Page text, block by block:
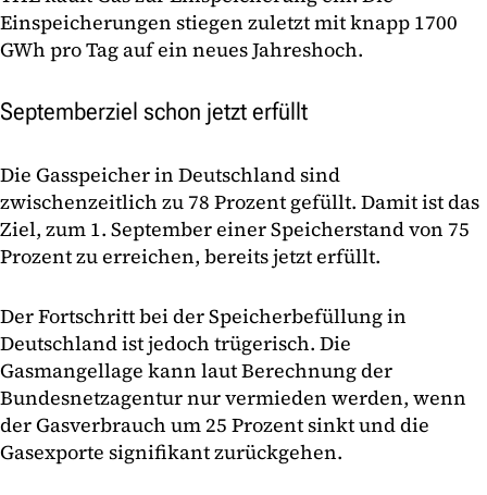
Einspeicherungen stiegen zuletzt mit knapp 1700
GWh pro Tag auf ein neues Jahreshoch.
Septemberziel schon jetzt erfüllt
Die Gasspeicher in Deutschland sind
zwischenzeitlich zu 78 Prozent gefüllt. Damit ist das
Ziel, zum 1. September einer Speicherstand von 75
Prozent zu erreichen, bereits jetzt erfüllt.
Der Fortschritt bei der Speicherbefüllung in
Deutschland ist jedoch trügerisch. Die
Gasmangellage kann laut Berechnung der
Bundesnetzagentur nur vermieden werden, wenn
der Gasverbrauch um 25 Prozent sinkt und die
Gasexporte signifikant zurückgehen.